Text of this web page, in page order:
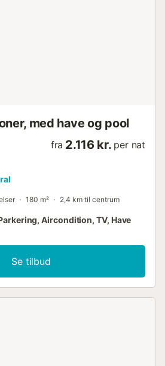
med have og pool
fra 2.116 kr. per nat
180 m² 2,4 km til centrum
Aircondition, TV, Have
Se tilbud